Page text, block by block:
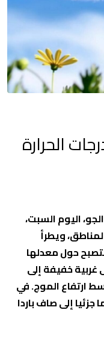
الحرارة
اليوم السبت،
ويطرأ
حول معدلها
غربية خفيفة إلى
ارتفاع الموج. في
إلى صاف باردا